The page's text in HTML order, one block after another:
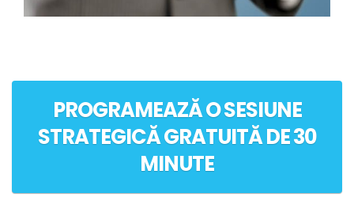
PROGRAMEAZĂ O SESIUNE
STRATEGICĂ GRATUITĂ DE 30
MINUTE